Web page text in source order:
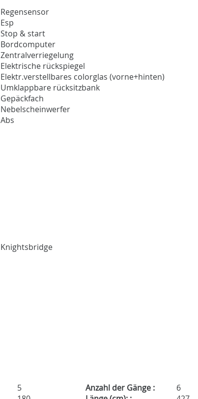
Regensensor
Esp
Stop & start
Bordcomputer
Zentralverriegelung
Elektrische rückspiegel
Elektr.verstellbares colorglas (vorne+hinten)
Umklappbare rücksitzbank
Gepäckfach
Nebelscheinwerfer
Abs
5 Anzahl der Gänge :
6